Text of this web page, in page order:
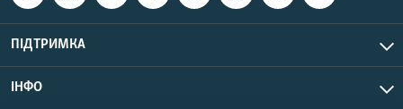
ПІДТРИМКА
ІНФО